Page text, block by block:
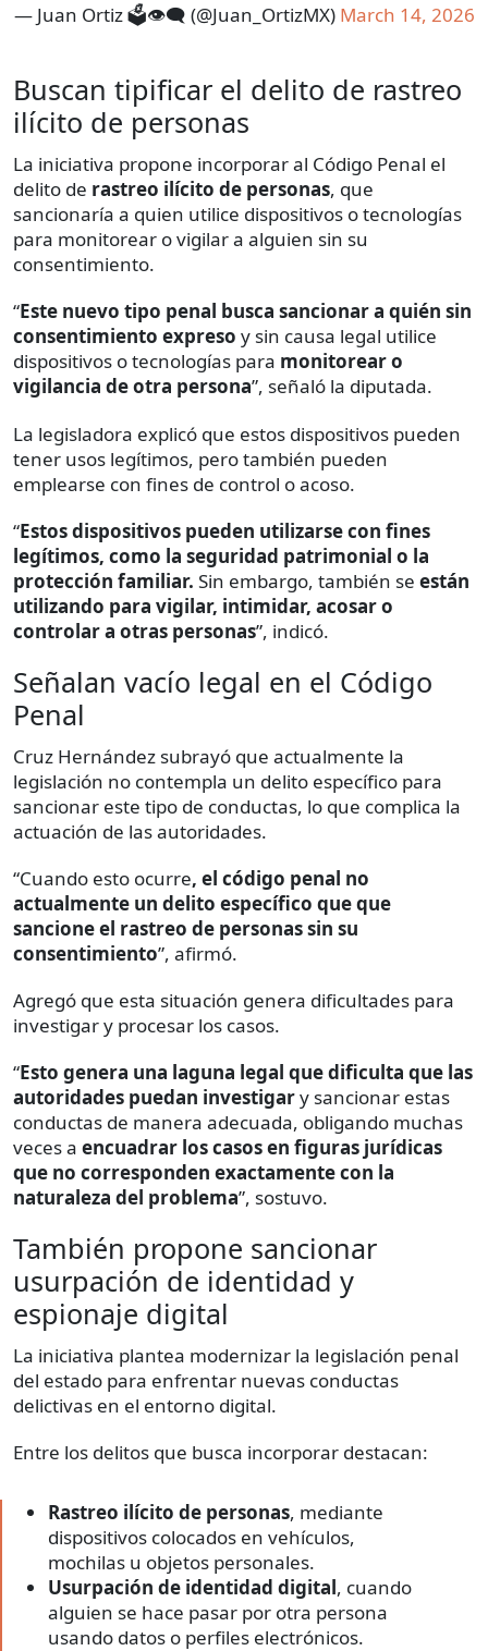
— Juan Ortiz 🗳️👁‍🗨 (@Juan_OrtizMX) March 14, 2026
Buscan tipificar el delito de rastreo
ilícito de personas
La iniciativa propone incorporar al Código Penal el
delito de rastreo ilícito de personas, que
sancionaría a quien utilice dispositivos o tecnologías
para monitorear o vigilar a alguien sin su
consentimiento.
“Este nuevo tipo penal busca sancionar a quién sin
consentimiento expreso y sin causa legal utilice
dispositivos otecnologías para monitorear o
vigilancia de otra persona”, señaló la diputada.
La legisladora explicó que estos dispositivos pueden
tener usos legítimos, pero también pueden
emplearse con fines de control o acoso.
“Estos dispositivos pueden utilizarse con fines
legítimos, como la seguridad patrimonial o la
protección familiar. Sin embargo, también se están
utilizando para vigilar, intimidar, acosar o
controlar a otras personas”, indicó.
Señalan vacío legal en el Código
Penal
Cruz Hernández subrayó que actualmente la
legislación no contempla un delito específico para
sancionar este tipo de conductas, lo que complica la
actuación de las autoridades.
“Cuando esto ocurre, el código penal no
actualmente un delito específico que que
sancione el rastreo de personas sin su
consentimiento”, afirmó.
Agregó que esta situación genera dificultades para
investigar y procesar los casos.
“Esto genera una laguna legal que dificulta que las
autoridades puedan investigary sancionar estas
conductas de manera adecuada, obligando muchas
veces a encuadrar los casos en figuras jurídicas
que no corresponden exactamente con la
naturaleza del problema”, sostuvo.
También propone sancionar
usurpación de identidad y
espionaje digital
La iniciativa plantea modernizar la legislación penal
del estado para enfrentar nuevas conductas
delictivas en el entorno digital.
Entre los delitos que busca incorporar destacan:
Rastreo ilícito de personas, mediante
dispositivos colocados en vehículos,
mochilas u objetos personales.
Usurpación de identidad digital, cuando
alguien se hace pasar por otra persona
usando datos o perfiles electrónicos.